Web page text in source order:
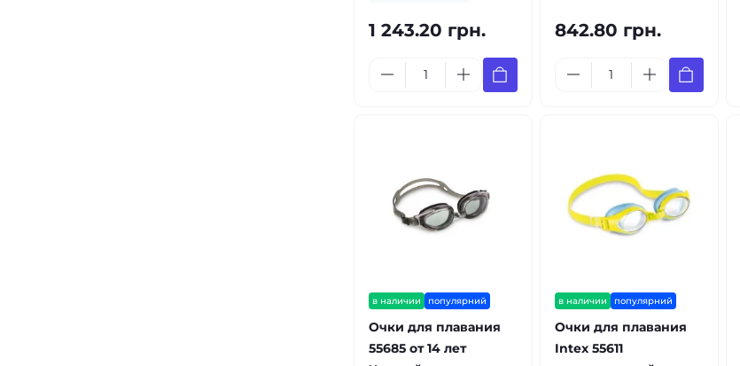
1 243.20 грн. 842.80 грн.
в наличии популярний
Очки для плавания
55685 от 14 лет
в наличии популярний
Очки для плавания
Intex 55611